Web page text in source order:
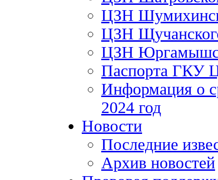
ЦЗН
ЦЗН
ЦЗН
Паспорта ГКУ
Информация о
2024 год
Новости
Последние
Архив новостей